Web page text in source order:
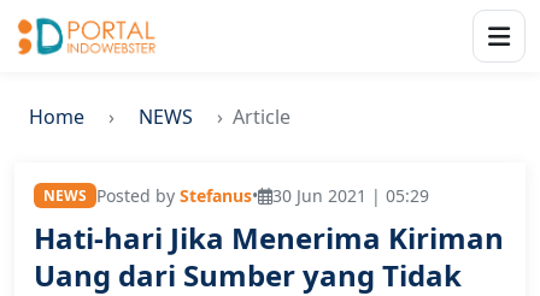
Home NEWS Article
NEWS Posted by Stefanus• 30 Jun 2021 | 05:29
Hati-hari Jika Menerima Kiriman
Uang dari Sumber yang Tidak